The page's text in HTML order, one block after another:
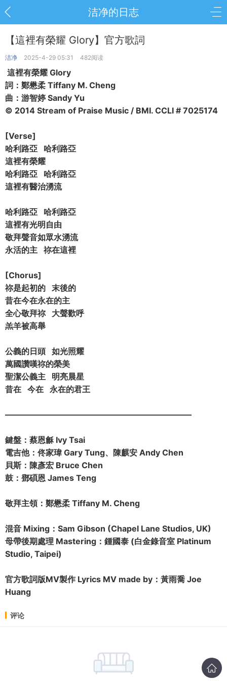
洁净的日志
【這裡有榮耀 Glory】官方歌詞
洁净 2025-4-29 05:31 482阅读
這裡有榮耀 Glory
詞：鄭懋柔 Tiffany M. Cheng
曲：游智婷 Sandy Yu
© 2014 Stream of Praise Music / BMI. CCLI # 7025174
[Verse]
哈利路亞 哈利路亞
這裡有榮耀
哈利路亞 哈利路亞
這裡有醫治湧流
哈利路亞 哈利路亞
這裡有光明自由
敬拜聲音如眾水湧流
永活的主 祢在這裡
[Chorus]
祢是起初的 末後的
昔在今在永在的主
全心敬拜祢 大聲歡呼
羔羊被高舉
公義的日頭 如光照耀
萬國讚嘆祢的榮美
聖潔公義主 明亮晨星
昔在 今在 永在的君王
————————————————————­­———­­
鍵盤：蔡恩龢 Ivy Tsai
電吉他：佟家瑋 Gary Tung、陳麒安 Andy Chen
貝斯：陳彥宏 Bruce Chen
鼓：鄧碩恩 James Teng
敬拜主領：鄭懋柔 Tiffany M. Cheng
混音 Mixing：Sam Gibson (Chapel Lane Studios, UK)
母帶後期處理 Mastering：鍾國泰 (白金錄音室 Platinum
Studio, Taipei)
官方歌詞版MV製作 Lyrics MV made by：黃雨喬 Joe
Huang
评论